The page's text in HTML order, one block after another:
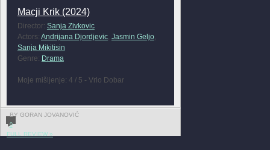
Macji Krik (2024)
Director: Sanja Zivkovic
Actors: Andrijana Djordjevic, Jasmin Geljo,
Sanja Mikitisin
Genre: Drama
Moje mišljenje: 4 / 5 - Vrlo Dobar
BY GORAN JOVANOVIĆ
0
FULL REVIEW »